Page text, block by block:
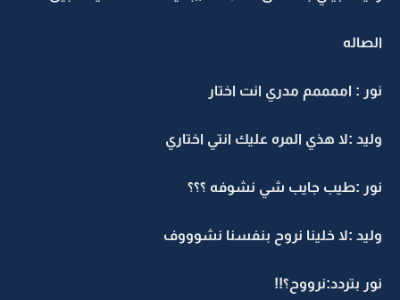
الصاله
نور : اممممم مدري انت اختار
وليد :لا هذي المره عليك انتي اختاري
نور :طيب جايب شي نشوفه ؟؟؟
وليد :لا خلينا نروح بنفسنا نشوووف
نور بتردد:نرووح؟!!